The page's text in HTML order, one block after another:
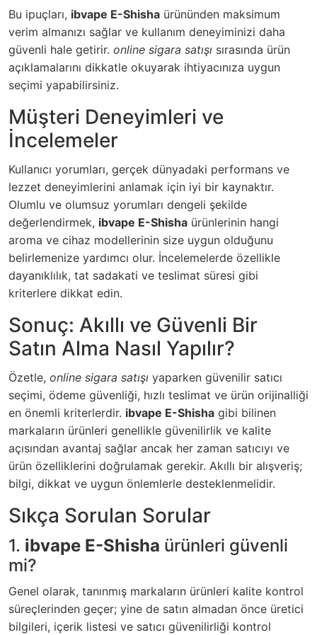
Bu ipuçları, ibvape E-Shisha ürününden maksimum
verim almanızı sağlar ve kullanım deneyiminizi daha
güvenli hale getirir. online sigara satışı sırasında ürün
açıklamalarını dikkatle okuyarak ihtiyacınıza uygun
seçimi yapabilirsiniz.
Müşteri Deneyimleri ve
İncelemeler
Kullanıcı yorumları, gerçek dünyadaki performans ve
lezzet deneyimlerini anlamak için iyi bir kaynaktır.
Olumlu ve olumsuz yorumları dengeli şekilde
değerlendirmek, ibvape E-Shisha ürünlerinin hangi
aroma ve cihaz modellerinin size uygun olduğunu
belirlemenize yardımcı olur. İncelemelerde özellikle
dayanıklılık, tat sadakati ve teslimat süresi gibi
kriterlere dikkat edin.
Sonuç: Akıllı ve Güvenli Bir
Satın Alma Nasıl Yapılır?
Özetle, online sigara satışı yaparken güvenilir satıcı
seçimi, ödeme güvenliği, hızlı teslimat ve ürün orijinalliği
en önemli kriterlerdir. ibvape E-Shisha gibi bilinen
markaların ürünleri genellikle güvenilirlik ve kalite
açısından avantaj sağlar ancak her zaman satıcıyı ve
ürün özelliklerini doğrulamak gerekir. Akıllı bir alışveriş;
bilgi, dikkat ve uygun önlemlerle desteklenmelidir.
Sıkça Sorulan Sorular
1. ibvape E-Shisha ürünleri güvenli
mi?
Genel olarak, tanınmış markaların ürünleri kalite kontrol
süreçlerinden geçer; yine de satın almadan önce üretici
bilgileri, içerik listesi ve satıcı güvenilirliği kontrol